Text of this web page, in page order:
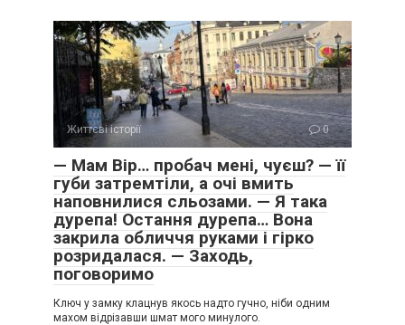
Життєві історії 0
— Мам Вір… пробач мені, чуєш? — її
губи затремтіли, а очі вмить
наповнилися сльозами. — Я така
дурепа! Остання дурепа… Вона
закрила обличчя руками і гірко
розридалася. — Заходь,
поговоримо
Ключ у замку клацнув якось надто гучно, ніби одним
махом відрізавши шмат мого минулого.